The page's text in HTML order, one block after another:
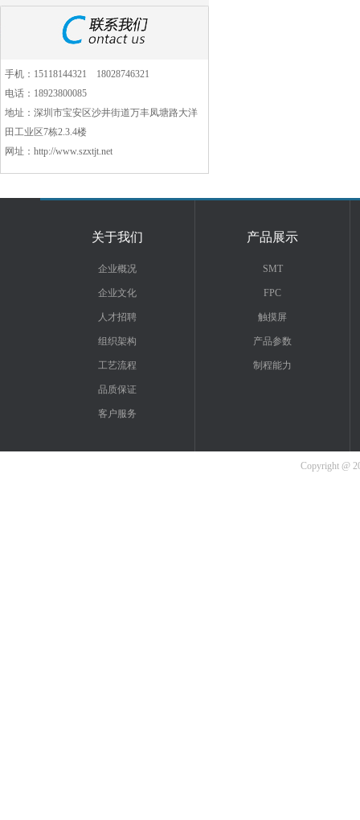
手机：15118144321 18028746321
电话：18923800085
地址：深圳市宝安区沙井街道万丰凤塘路大洋
田工业区7栋2.3.4楼
网址：http://www.szxtjt.net
关于我们
企业概况
企业文化
人才招聘
组织架构
工艺流程
品质保证
客户服务
产品展示
SMT
FPC
触摸屏
产品参数
制程能力
Copyright @